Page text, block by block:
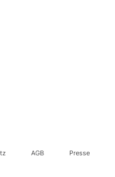
AGB Presse